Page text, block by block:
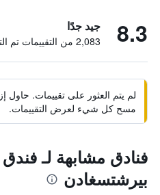
8.3 جيد جدًا
2,083 من التقييمات تم التحقق منها
لم يتم العثور على تقييمات. حاول
مسح كل شيء لعرض التقييمات.
فنادق مشابهة لـ فندق
بيرشتسغادن